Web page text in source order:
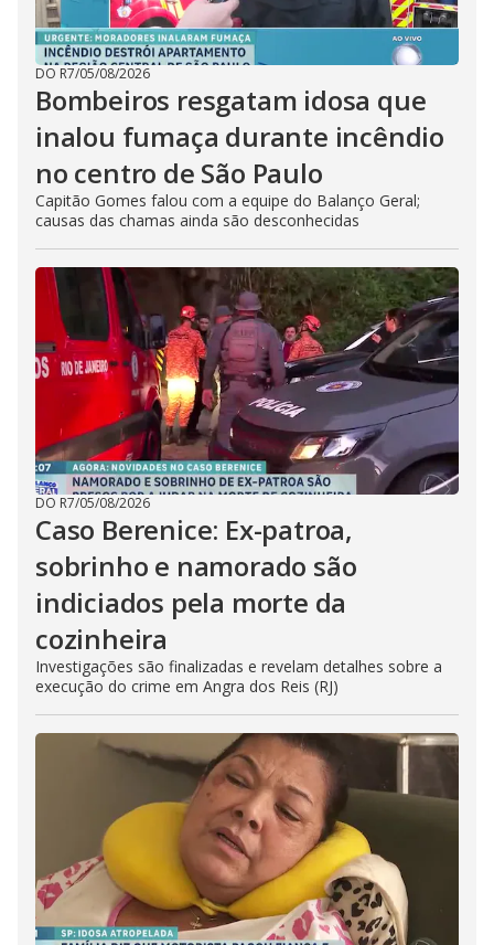
DO R7/05/08/2026
Bombeiros resgatam idosa que
inalou fumaça durante incêndio
no centro de São Paulo
Capitão Gomes falou com a equipe do Balanço Geral;
causas das chamas ainda são desconhecidas
DO R7/05/08/2026
Caso Berenice: Ex-patroa,
sobrinho e namorado são
indiciados pela morte da
cozinheira
Investigações são finalizadas e revelam detalhes sobre a
execução do crime em Angra dos Reis (RJ)